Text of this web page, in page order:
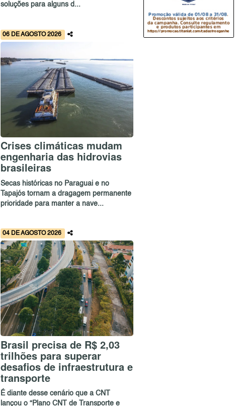
soluções para alguns d...
06 DE AGOSTO 2026
Crises climáticas mudam
engenharia das hidrovias
brasileiras
Secas históricas no Paraguai e no
Tapajós tornam a dragagem permanente
prioridade para manter a nave...
04 DE AGOSTO 2026
Brasil precisa de R$ 2,03
trilhões para superar
desafios de infraestrutura e
transporte
É diante desse cenário que a CNT
lançou o “Plano CNT de Transporte e